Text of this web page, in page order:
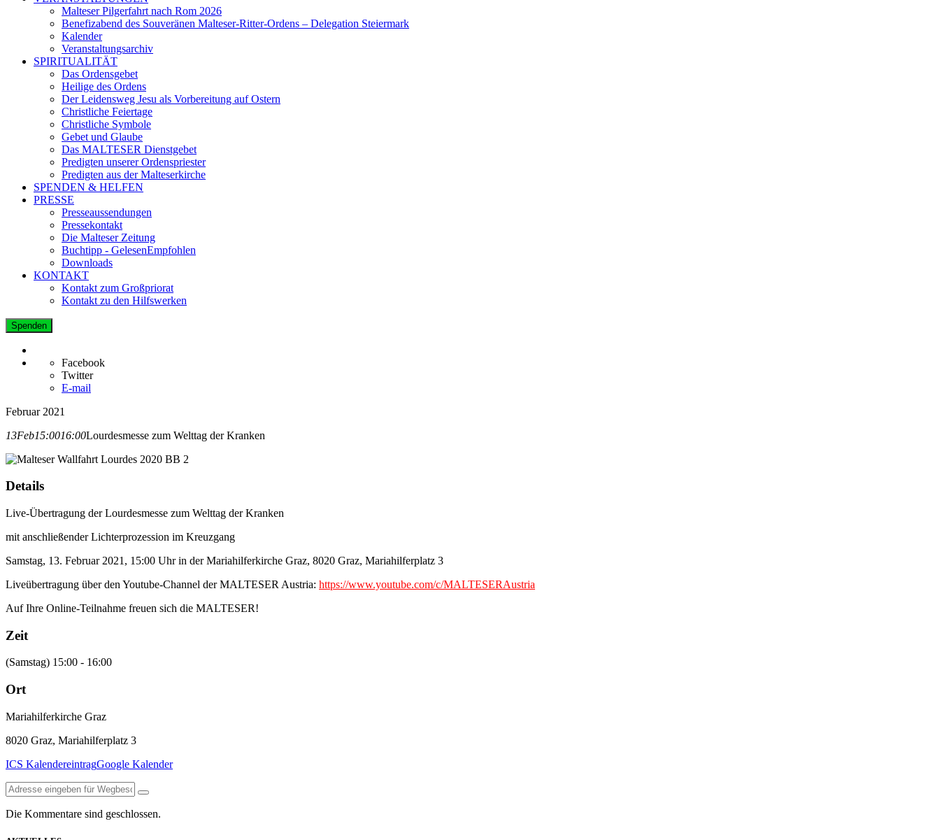
Malteser Pilgerfahrt nach Rom 2026
Benefizabend des Souveränen Malteser-Ritter-Ordens – Delegation Steiermark
Kalender
Veranstaltungsarchiv
SPIRITUALITÄT
Das Ordensgebet
Heilige des Ordens
Der Leidensweg Jesu als Vorbereitung auf Ostern
Christliche Feiertage
Christliche Symbole
Gebet und Glaube
Das MALTESER Dienstgebet
Predigten unserer Ordenspriester
Predigten aus der Malteserkirche
SPENDEN & HELFEN
PRESSE
Presseaussendungen
Pressekontakt
Die Malteser Zeitung
Buchtipp - GelesenEmpfohlen
Downloads
KONTAKT
Kontakt zum Großpriorat
Kontakt zu den Hilfswerken
Spenden
Facebook
Twitter
E-mail
Februar 2021
13Feb15:0016:00Lourdesmesse zum Welttag der Kranken
Details
Live-Übertragung der Lourdesmesse zum Welttag der Kranken
mit anschließender Lichterprozession im Kreuzgang
Samstag, 13. Februar 2021, 15:00 Uhr in der Mariahilferkirche Graz, 8020 Graz, Mariahilferplatz 3
Liveübertragung über den Youtube-Channel der MALTESER Austria: https://www.youtube.com/c/MALTESERAustria
Auf Ihre Online-Teilnahme freuen sich die MALTESER!
Zeit
(Samstag) 15:00 - 16:00
Ort
Mariahilferkirche Graz
8020 Graz, Mariahilferplatz 3
ICS KalendereintragGoogle Kalender
Die Kommentare sind geschlossen.